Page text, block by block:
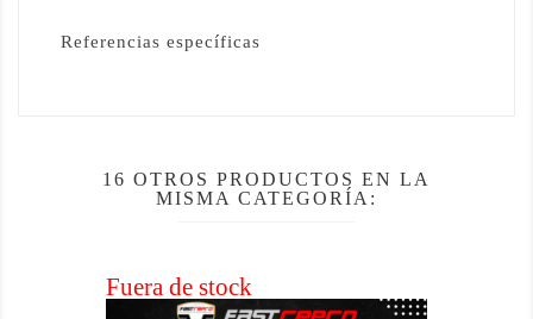
Referencias específicas
16 OTROS PRODUCTOS EN LA
MISMA CATEGORÍA:
Fuera de stock